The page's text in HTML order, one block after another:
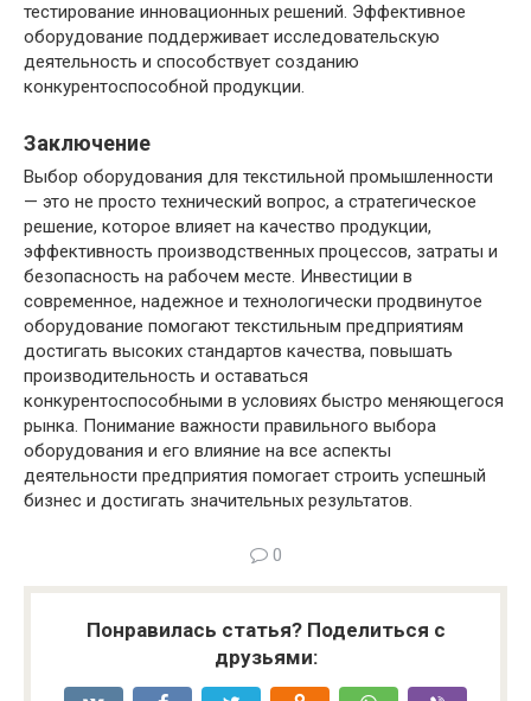
тестирование инновационных решений. Эффективное
оборудование поддерживает исследовательскую
деятельность и способствует созданию
конкурентоспособной продукции.
Заключение
Выбор оборудования для текстильной промышленности
— это не просто технический вопрос, а стратегическое
решение, которое влияет на качество продукции,
эффективность производственных процессов, затраты и
безопасность на рабочем месте. Инвестиции в
современное, надежное и технологически продвинутое
оборудование помогают текстильным предприятиям
достигать высоких стандартов качества, повышать
производительность и оставаться
конкурентоспособными в условиях быстро меняющегося
рынка. Понимание важности правильного выбора
оборудования и его влияние на все аспекты
деятельности предприятия помогает строить успешный
бизнес и достигать значительных результатов.
0
Понравилась статья? Поделиться с
друзьями: